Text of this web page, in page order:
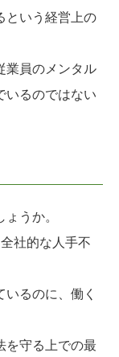
という経営上の
業員のメンタル
いるのではない
うか。
社的な人手不
るのに、働く
を守る上での最